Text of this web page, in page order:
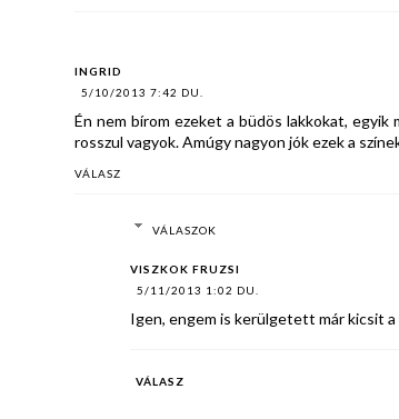
INGRID
5/10/2013 7:42 DU.
Én nem bírom ezeket a büdös lakkokat, egyik
rosszul vagyok. Amúgy nagyon jók ezek a
VÁLASZ
VÁLASZOK
VISZKOK FRUZSI
5/11/2013 1:02 DU.
Igen, engem is kerülgetett már kicsit
VÁLASZ